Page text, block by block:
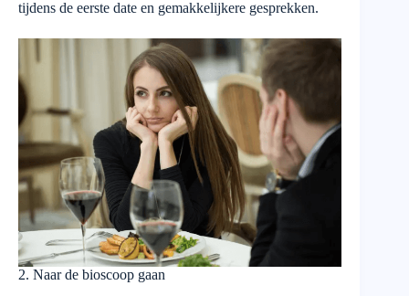
tijdens de eerste date en gemakkelijkere gesprekken.
2. Naar de bioscoop gaan